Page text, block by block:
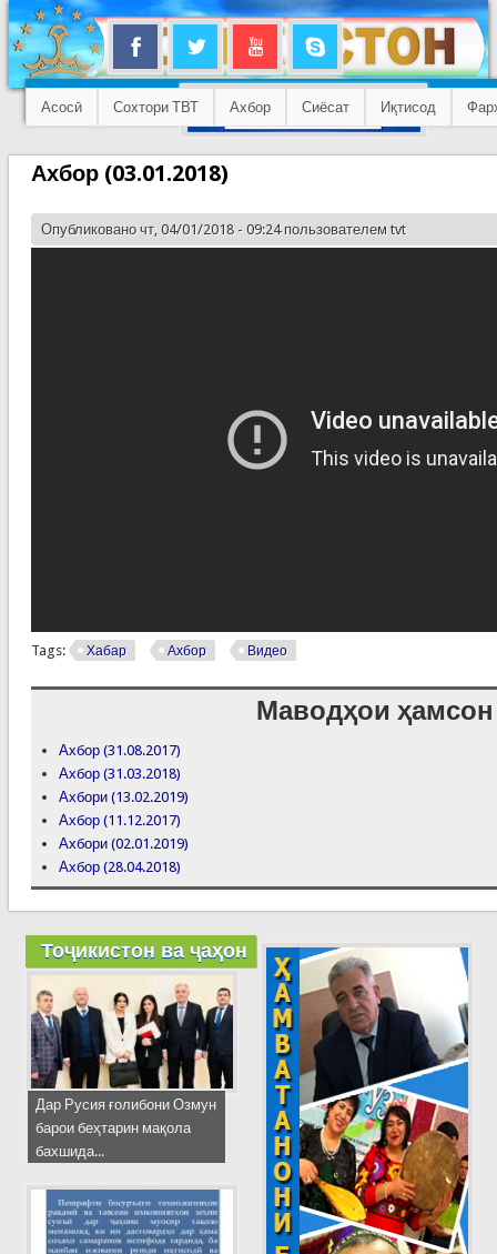
Асосӣ Сохтори ТВТ Ахбор Сиёсат Иқтисод
Ахбор (03.01.2018)
Опубликовано чт, 04/01/2018 - 09:24 пользователем tvt
Tags: Хабар Ахбор Видео
Маводҳои ҳамсон
Ахбор (31.08.2017)
Ахбор (31.03.2018)
Ахбори (13.02.2019)
Ахбор (11.12.2017)
Ахбори (02.01.2019)
Ахбор (28.04.2018)
Тоҷикистон ва ҷаҳон
Дар Русия ғолибони Озмун
барои беҳтарин мақола
бахшида...